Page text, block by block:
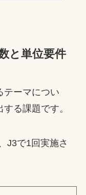
と単位要件
テーマについ
る課題です。
J3で1回実施さ